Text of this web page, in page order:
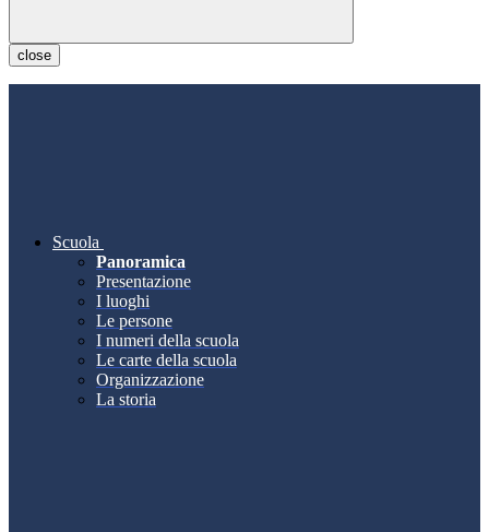
close
Scuola
Panoramica
Presentazione
I luoghi
Le persone
I numeri della scuola
Le carte della scuola
Organizzazione
La storia